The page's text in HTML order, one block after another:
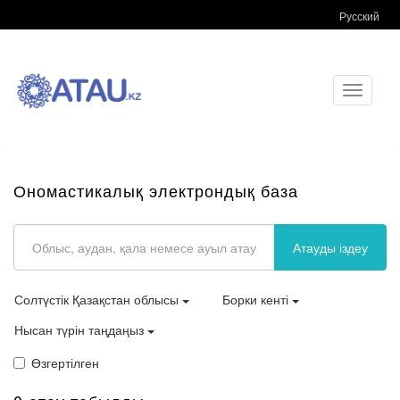
Русский
Toggle
Ономастикалық электрондық база
Атауды іздеу
Солтүстік Қазақстан облысы
Борки кенті
Нысан түрін таңдаңыз
Өзгертілген